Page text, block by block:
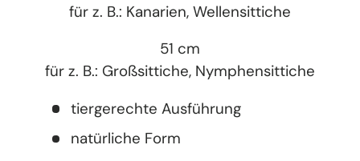
für z. B.: Kanarien, Wellensittiche
51 cm
für z. B.: Großsittiche, Nymphensittiche
tiergerechte Ausführung
natürliche Form